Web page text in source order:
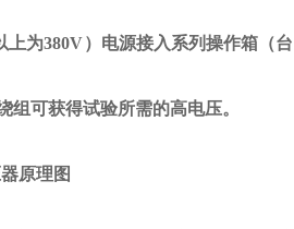
上为380V）电源接入系列操作箱（
可获得试验所需的高电压。
原理图